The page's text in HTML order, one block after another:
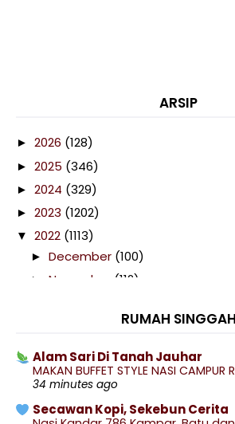
ARSIP
► 2026 (128)
► 2025 (346)
► 2024 (329)
► 2023 (1202)
▼ 2022 (1113)
► December (100)
► November (112)
(103)
► August(74)
▼July (102)
Gila Asam Pedas Pulak Dah!
Telefilem Obsesi
RUMAH SINGGAH
Alam Sari Di Tanah Jauhar
MAKAN BUFFET STYLE NASI CAMPUR
34 minutes ago
Secawan Kopi, Sekebun Cerita